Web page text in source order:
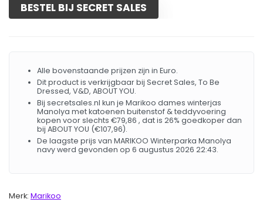
BESTEL BIJ SECRET SALES
Alle bovenstaande prijzen zijn in Euro.
Dit product is verkrijgbaar bij Secret Sales, To Be
Dressed, V&D, ABOUT YOU.
Bij secretsales.nl kun je Marikoo dames winterjas
Manolya met katoenen buitenstof & teddyvoering
kopen voor slechts €79,86 , dat is 26% goedkoper dan
bij ABOUT YOU (€107,96).
De laagste prijs van MARIKOO Winterparka Manolya
navy werd gevonden op 6 augustus 2026 22:43.
Merk: Marikoo